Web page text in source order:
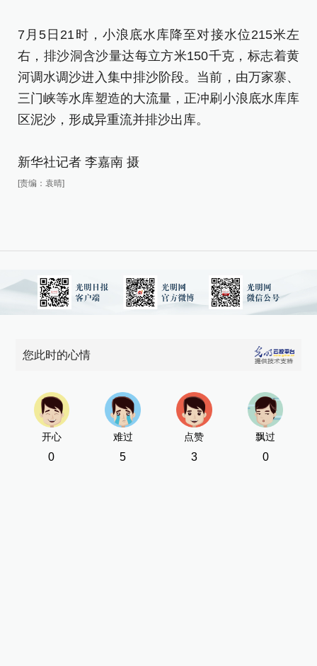
7月5日21时，小浪底水库降至对接水位215米左
右，排沙洞含沙量达每立方米150千克，标志着黄
河调水调沙进入集中排沙阶段。当前，由万家寨、
三门峡等水库塑造的大流量，正冲刷小浪底水库库
区泥沙，形成异重流并排沙出库。
新华社记者 李嘉南 摄
[责编：袁晴]
您此时的心情
开心
0
难过
5
点赞
3
飘过
0